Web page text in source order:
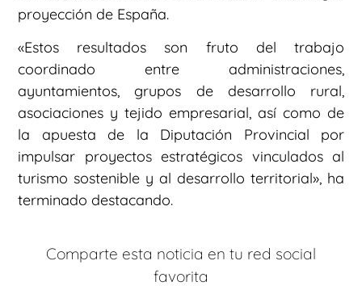
proyección de España.
«Estos resultados son fruto del trabajo
coordinado entre administraciones,
ayuntamientos, grupos de desarrollo rural,
asociaciones y tejido empresarial, así como de
la apuesta de la Diputación Provincial por
impulsar proyectos estratégicos vinculados al
turismo sostenible y al desarrollo territorial», ha
terminado destacando.
Comparte esta noticia en tu red social
favorita